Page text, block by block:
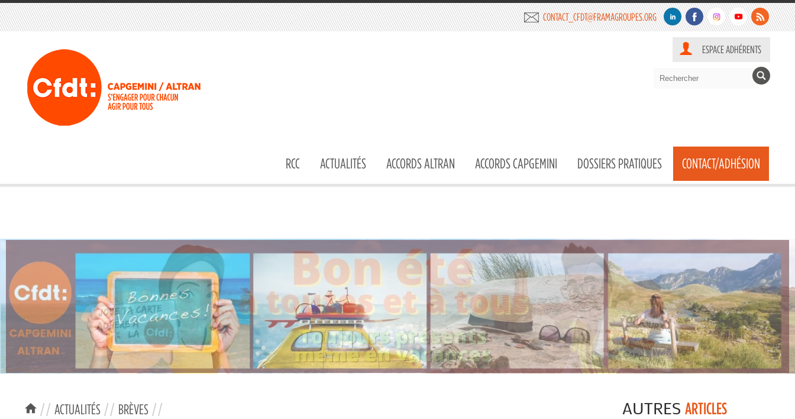
CONTACT_CFDT@FRAMAGROUPES.ORG
ESPACE ADHÉRENTS
RCC ACTUALITÉS ACCORDS ALTRAN ACCORDS CAPGEMINI DOSSIERS PRATIQUES CONTACT/ADHÉSION
// ACTUALITÉS // BRÈVES // AUTRES ARTICLES